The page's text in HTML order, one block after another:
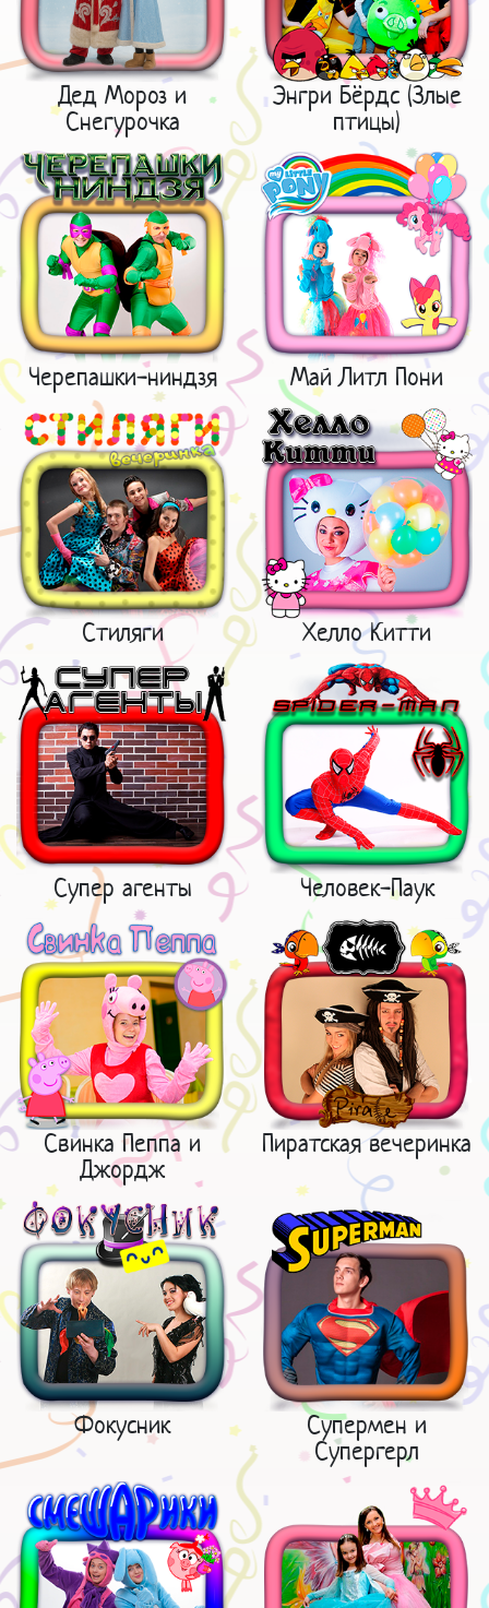
Дед Мороз и
Снегурочка
Энгри Бёрдс (Злые
птицы)
Черепашки-ниндзя Май Литл Пони
Стиляги Хелло Китти
Супер агенты Человек-Паук
Свинка Пеппа и
Джордж
Пиратская вечеринка
Фокусник
Супермен и
Супергерл